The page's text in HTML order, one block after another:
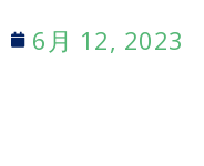
6月 12, 2023